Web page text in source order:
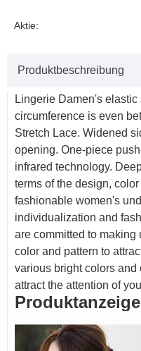
Aktie:
Produktbeschreibung
Lingerie Damen's
circumference is even
Stretch Lace. Widened
opening. One-piece
infrared technology.
terms of the design,
fashionable women's
individualization and
are committed to
color and pattern to
various bright colors and
attract the attention of
Produktanzeige